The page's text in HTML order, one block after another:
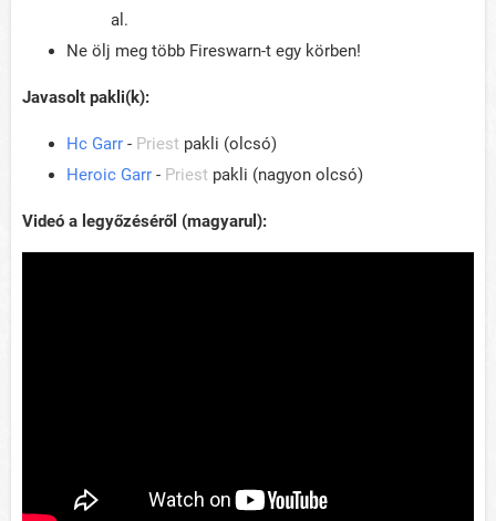
al.
Ne ölj meg több Fireswarn-t egy körben!
Javasolt pakli(k):
Hc Garr - Priest pakli (olcsó)
Heroic Garr - Priest pakli (nagyon olcsó)
Videó a legyőzéséről (magyarul):